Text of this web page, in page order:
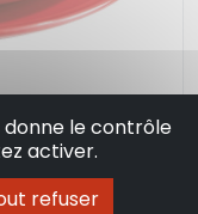
service
vpc- emile
donne le contrôle
activer.
refuser